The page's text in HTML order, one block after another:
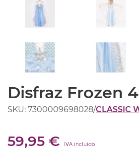
Disfraz Frozen
SKU: 7300009698028/CLASSIC
59,95 € IVA incluido